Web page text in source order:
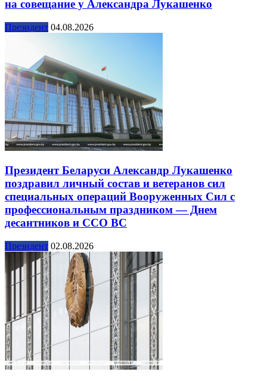
на совещание у Александра Лукашенко
Президент 04.08.2026
Президент Беларуси Александр Лукашенко
поздравил личный состав и ветеранов сил
специальных операций Вооруженных Сил с
профессиональным праздником — Днем
десантников и ССО ВС
Президент 02.08.2026